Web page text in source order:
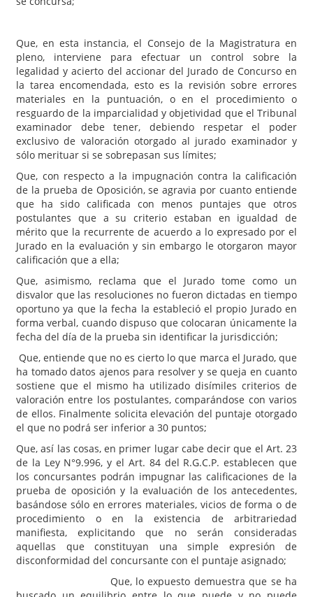
Que, en esta instancia, el Consejo de la Magistratura en
pleno, interviene para efectuar un control sobre la
legalidad y acierto del accionar del Jurado de Concurso en
la tarea encomendada, esto es la revisión sobre errores
materiales en la puntuación, o en el procedimiento o
resguardo de la imparcialidad y objetividad que el Tribunal
examinador debe tener, debiendo respetar el poder
exclusivo de valoración otorgado al jurado examinador y
sólo merituar si se sobrepasan sus límites;
Que, con respecto a la impugnación contra la calificación
de la prueba de Oposición, se agravia por cuanto entiende
que ha sido calificada con menos puntajes que otros
postulantes que a su criterio estaban en igualdad de
mérito que la recurrente de acuerdo a lo expresado por el
Jurado en la evaluación y sin embargo le otorgaron mayor
calificación que a ella;
Que, asimismo, reclama que el Jurado tome como un
disvalor que las resoluciones no fueron dictadas en tiempo
oportuno ya que la fecha la estableció el propio Jurado en
forma verbal, cuando dispuso que colocaran únicamente la
fecha del día de la prueba sin identificar la jurisdicción;
Que, entiende que no es cierto lo que marca el Jurado, que
ha tomado datos ajenos para resolver y se queja en cuanto
sostiene que el mismo ha utilizado disímiles criterios de
valoración entre los postulantes, comparándose con varios
de ellos. Finalmente solicita elevación del puntaje otorgado
el que no podrá ser inferior a 30 puntos;
Que, así las cosas, en primer lugar cabe decir que el Art. 23
de la Ley N°9.996, y el Art. 84 del R.G.C.P. establecen que
los concursantes podrán impugnar las calificaciones de la
prueba de oposición y la evaluación de los antecedentes,
basándose sólo en errores materiales, vicios de forma o de
procedimiento o en la existencia de arbitrariedad
manifiesta, explicitando que no serán consideradas
aquellas que constituyan una simple expresión de
disconformidad del concursante con el puntaje asignado;
Que, lo expuesto demuestra que se ha